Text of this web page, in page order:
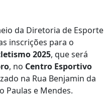
da Diretoria de Esporte
inscrições para o
2025, que será
, no Centro Esportivo
na Rua Benjamin da
Paulas e Mendes.